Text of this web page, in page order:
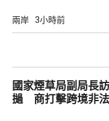
兩岸 3小時前
國家煙草局副局長
撾 商打擊跨境非